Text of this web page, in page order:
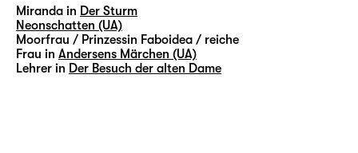
Miranda in Der Sturm
Neonschatten (UA)
Moorfrau / Prinzessin Faboidea / reiche
Frau in Andersens Märchen (UA)
Lehrer in Der Besuch der alten Dame